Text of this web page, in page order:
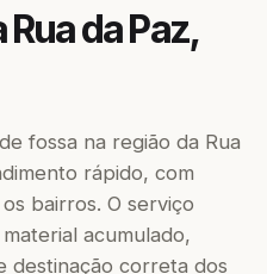
da Paz,
fossa na região da Rua
rápido, com
bairros. O serviço
acumulado,
destinação correta dos